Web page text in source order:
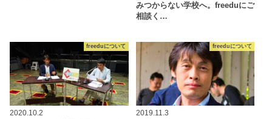
みつからない学校へ。freeduにご
相談く…
freeduについて
2020.10.2
freeduについて
2019.11.3